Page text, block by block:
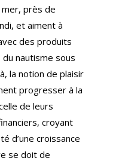
près de
et aiment à
des produits
nautisme sous
la notion de plaisir
progresser à la
de leurs
croyant
d’une croissance
se doit de